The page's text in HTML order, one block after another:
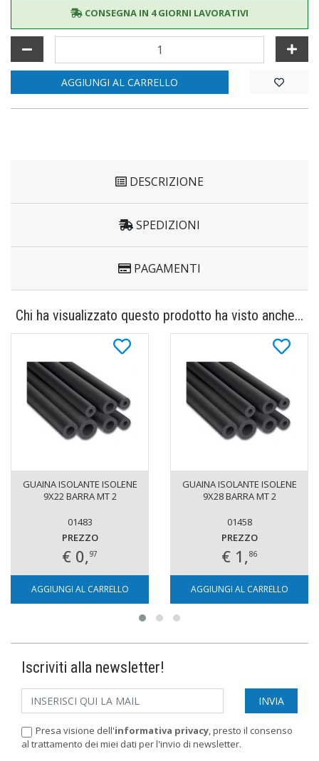
CONSEGNA IN 4 GIORNI LAVORATIVI
AGGIUNGI AL CARRELLO
DESCRIZIONE
SPEDIZIONI
PAGAMENTI
Chi ha visualizzato questo prodotto ha visto anche...
GUAINA ISOLANTE ISOLENE
9X22 BARRA MT 2
01483
PREZZO
€ 0,97
AGGIUNGI AL CARRELLO
GUAINA ISOLANTE ISOLENE
9X28 BARRA MT 2
01458
PREZZO
€ 1,86
AGGIUNGI AL CARRELLO
Iscriviti alla newsletter!
Presa visione dell'informativa privacy, presto il consenso
al trattamento dei miei dati per l'invio di newsletter.